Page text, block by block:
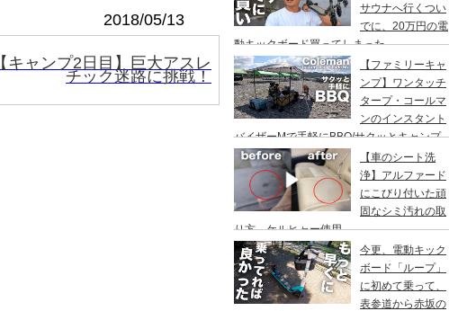
2018/05/13
【キャンプ2日目】巨大アスレ
チック迷路に挑戦！
サウナへ行くつい
でに、20万円の電
動キックボード買ってしまった。
YADEA（ヤデア）
【ファミリーキャ
ンプ】ワンタッチ
タープ・コールマ
ンのインスタント
バイザーMで手軽にBBQ/サクッとキャンプ
レイアウト/ 都心から車で1時間/ 河原のキャ
ンプ場/秋川橋河川公園 バーベキューランド
【車のシート洗
浄】アルファード
にこびり付いた頑
固なシミ汚れの取
り方。ケルヒャー使用。
今更、電動キック
ボード「ループ」
に初めて乗って、
表参道から赤坂の